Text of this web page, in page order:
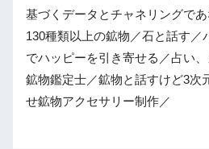
基づくデータとチャネリングで
130種類以上の鉱物／石と話す／
でハッピーを引き寄せる／占い
鉱物鑑定士／鉱物と話すけど3次
せ鉱物アクセサリー制作／